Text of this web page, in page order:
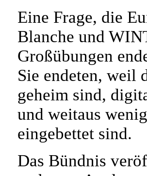
Eine Frage, die
Blanche und
Großübungen
Sie endeten, weil
geheim sind,
und weitaus
eingebettet sind.
Das Bündnis